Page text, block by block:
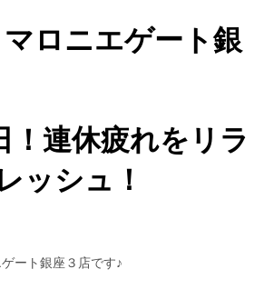
ロニエゲート銀
！連休疲れをリラ
ッシュ！
ート銀座３店です♪